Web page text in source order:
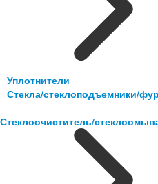
Уплотнители
Стекла/стеклоподъемники/
Стеклоочиститель/